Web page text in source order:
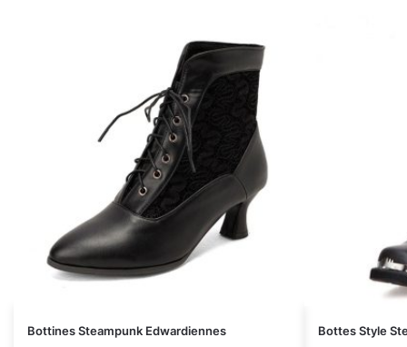
Bottines Steampunk Edwardiennes Bottes Style